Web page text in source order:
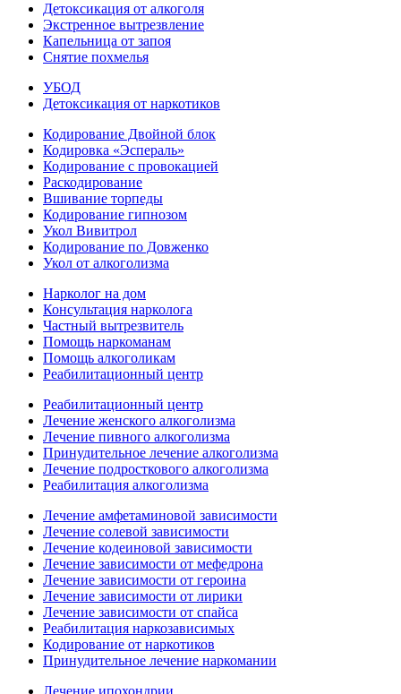
Детоксикация от алкоголя
Экстренное вытрезвление
Капельница от запоя
Снятие похмелья
УБОД
Детоксикация от наркотиков
Кодирование Двойной блок
Кодировка «Эспераль»
Кодирование с провокацией
Раскодирование
Вшивание торпеды
Кодирование гипнозом
Укол Вивитрол
Кодирование по Довженко
Укол от алкоголизма
Нарколог на дом
Консультация нарколога
Частный вытрезвитель
Помощь наркоманам
Помощь алкоголикам
Реабилитационный центр
Реабилитационный центр
Лечение женского алкоголизма
Лечение пивного алкоголизма
Принудительное лечение алкоголизма
Лечение подросткового алкоголизма
Реабилитация алкоголизма
Лечение амфетаминовой зависимости
Лечение солевой зависимости
Лечение кодеиновой зависимости
Лечение зависимости от мефедрона
Лечение зависимости от героина
Лечение зависимости от лирики
Лечение зависимости от спайса
Реабилитация наркозависимых
Кодирование от наркотиков
Принудительное лечение наркомании
Лечение ипохондрии